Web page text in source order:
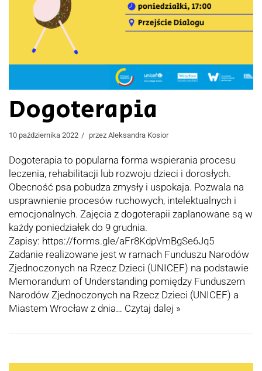
Dogoterapia
10 października 2022 przez Aleksandra Kosior
Dogoterapia to popularna forma wspierania procesu
leczenia, rehabilitacji lub rozwoju dzieci i dorosłych.
Obecność psa pobudza zmysły i uspokaja. Pozwala na
usprawnienie procesów ruchowych, intelektualnych i
emocjonalnych. Zajęcia z dogoterapii zaplanowane są w
każdy poniedziałek do 9 grudnia.
Zapisy: https://forms.gle/aFr8KdpVmBgSe6Jq5
Zadanie realizowane jest w ramach Funduszu Narodów
Zjednoczonych na Rzecz Dzieci (UNICEF) na podstawie
Memorandum of Understanding pomiędzy Funduszem
Narodów Zjednoczonych na Rzecz Dzieci (UNICEF) a
Miastem Wrocław z dnia… Czytaj dalej »